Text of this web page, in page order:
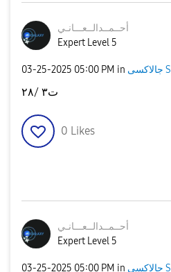
أحــمــدالــعـــانـي
Expert Level 5
‎03-25-2025 05:00 PM in جالاكسى S
ت٣ /٢٨
0 Likes
أحــمــدالــعـــانـي
Expert Level 5
‎03-25-2025 05:00 PM in جالاكسى S